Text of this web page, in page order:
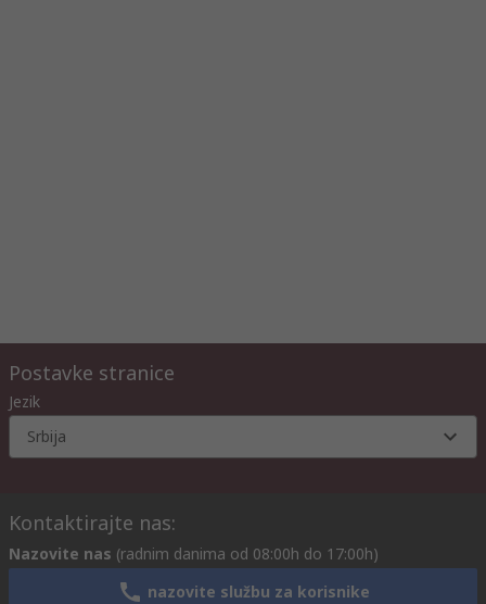
Postavke stranice
Jezik
Srbija
Kontaktirajte nas:
Nazovite nas (radnim danima od 08:00h do 17:00h)
nazovite službu za korisnike